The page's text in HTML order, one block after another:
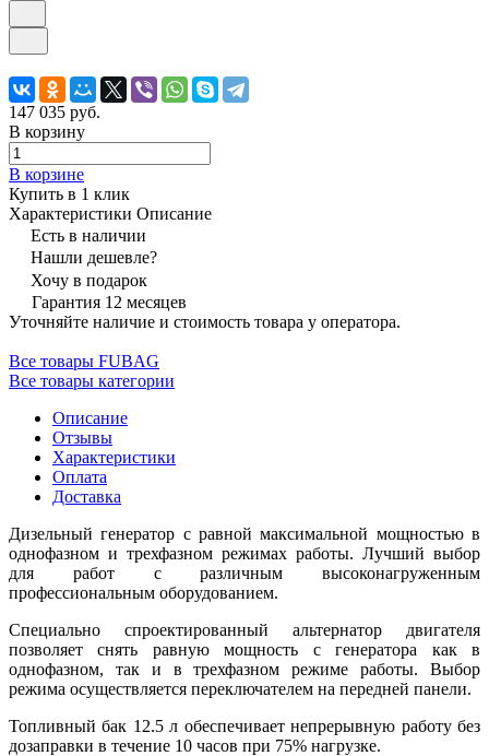
147 035 руб.
В корзину
В корзине
Купить в 1 клик
Характеристики Описание
Есть в наличии
Нашли дешевле?
Хочу в подарок
Гарантия 12 месяцев
Уточняйте наличие и стоимость товара у оператора.
Все товары FUBAG
Все товары категории
Описание
Отзывы
Характеристики
Оплата
Доставка
Дизельный генератор с равной максимальной мощностью в
однофазном и трехфазном режимах работы. Лучший выбор
для работ с различным высоконагруженным
профессиональным оборудованием.
Специально спроектированный альтернатор двигателя
позволяет снять равную мощность с генератора как в
однофазном, так и в трехфазном режиме работы. Выбор
режима осуществляется переключателем на передней панели.
Топливный бак 12.5 л обеспечивает непрерывную работу без
дозаправки в течение 10 часов при 75% нагрузке.